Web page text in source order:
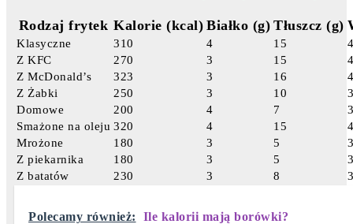
Rodzaj frytek Kalorie (kcal) Białko (g) Tłuszcz (g)
Klasyczne 310 4 15
Z KFC
270 3 15
Z McDonald’s
323 3 16
Z Żabki
250 3 10
Domowe
200 4 7
Smażone na oleju 320 4 15
Mrożone
180 3 5
Z piekarnika
180 3 5
Z batatów
230 3 8
Polecamy również: Ile kalorii mają borówki?